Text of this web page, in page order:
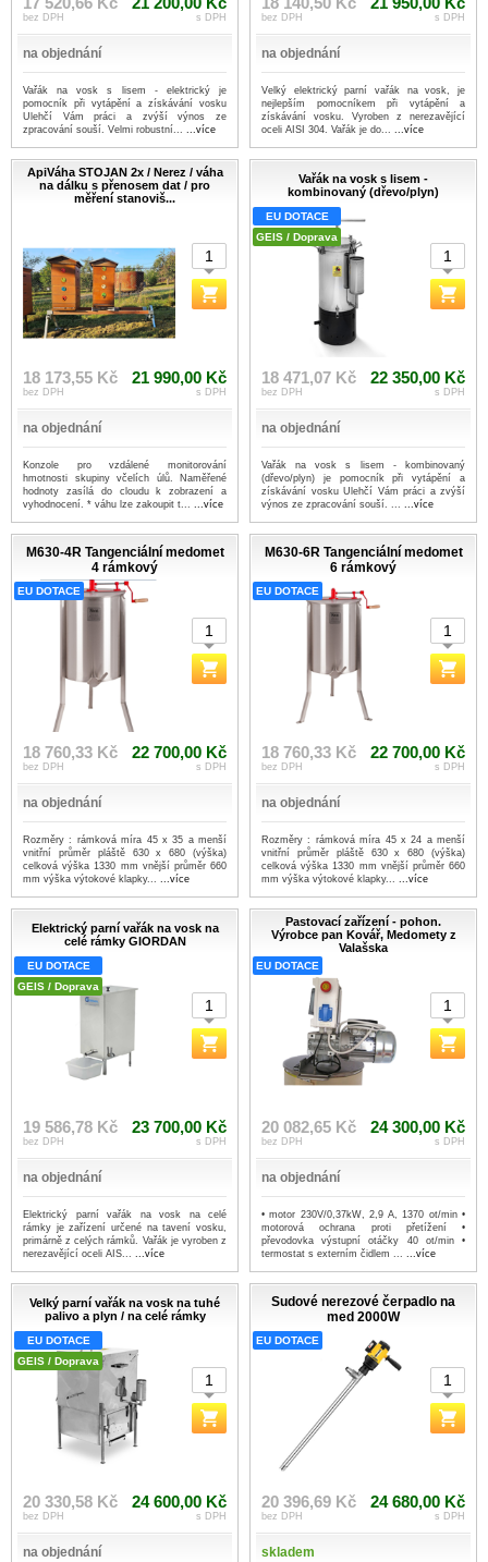
bez DPH s DPH
na objednání
Vařák na vosk s lisem - elektrický je
pomocník při vytápění a získávání vosku
Ulehčí Vám práci a zvýší výnos ze
zpracování souší. Velmi robustní... ...více
bez DPH s DPH
na objednání
Velký elektrický parní vařák na vosk, je
nejlepším pomocníkem při vytápění a
získávání vosku. Vyroben z nerezavějící
oceli AISI 304. Vařák je do... ...více
ApiVáha STOJAN 2x / Nerez / váha
na dálku s přenosem dat / pro
měření stanoviš...
18 173,55 Kč
bez DPH
21 990,00 Kč
s DPH
na objednání
Konzole pro vzdálené monitorování
hmotnosti skupiny včelích úlů. Naměřené
hodnoty zasílá do cloudu k zobrazení a
vyhodnocení. * váhu lze zakoupit t... ...více
Vařák na vosk s lisem -
kombinovaný (dřevo/plyn)
EU DOTACE
GEIS / Doprava
18 471,07 Kč
bez DPH
22 350,00 Kč
s DPH
na objednání
Vařák na vosk s lisem - kombinovaný
(dřevo/plyn) je pomocník při vytápění a
získávání vosku Ulehčí Vám práci a zvýší
výnos ze zpracování souší. ... ...více
M630-4R Tangenciální medomet
4 rámkový
EU DOTACE
18 760,33 Kč
bez DPH
22 700,00 Kč
s DPH
na objednání
Rozměry : rámková míra 45 x 35 a menší
vnitřní průměr pláště 630 x 680 (výška)
celková výška 1330 mm vnější průměr 660
mm výška výtokové klapky... ...více
M630-6R Tangenciální medomet
6 rámkový
EU DOTACE
18 760,33 Kč
bez DPH
22 700,00 Kč
s DPH
na objednání
Rozměry : rámková míra 45 x 24 a menší
vnitřní průměr pláště 630 x 680 (výška)
celková výška 1330 mm vnější průměr 660
mm výška výtokové klapky... ...více
Elektrický parní vařák na vosk na
celé rámky GIORDAN
EU DOTACE
GEIS / Doprava
19 586,78 Kč
bez DPH
23 700,00 Kč
s DPH
na objednání
Elektrický parní vařák na vosk na celé
rámky je zařízení určené na tavení vosku,
primárně z celých rámků. Vařák je vyroben z
nerezavějící oceli AIS... ...více
Pastovací zařízení - pohon.
Výrobce pan Kovář, Medomety z
Valašska
EU DOTACE
20 082,65 Kč
bez DPH
24 300,00 Kč
s DPH
na objednání
• motor 230V/0,37kW, 2,9 A, 1370 ot/min •
motorová ochrana proti přetížení •
převodovka výstupní otáčky 40 ot/min •
termostat s externím čidlem ... ...více
Velký parní vařák na vosk na tuhé
palivo a plyn / na celé rámky
EU DOTACE
GEIS / Doprava
20 330,58 Kč
bez DPH
24 600,00 Kč
s DPH
na objednání
Sudové nerezové čerpadlo na
med 2000W
EU DOTACE
20 396,69 Kč
bez DPH
24 680,00 Kč
s DPH
skladem